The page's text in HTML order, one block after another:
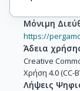
Μόνιμη
https://
Άδεια
Creative
Χρήση 4.0 (CC-
Λήψεις